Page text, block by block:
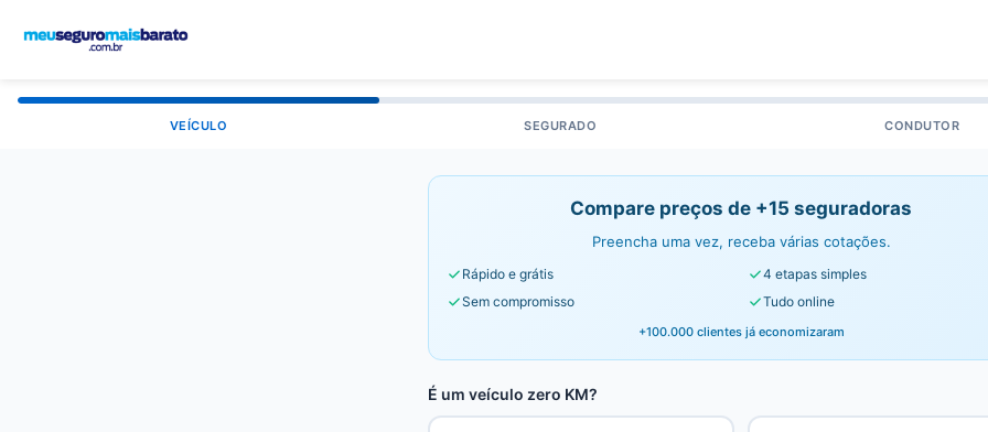
VEÍCULO SEGURADO CONDUTOR
Compare preços de +15 seguradoras
Preencha uma vez, receba várias cotações.
Rápido e grátis
4 etapas simples
Sem compromisso
Tudo online
+100.000 clientes já economizaram
É um veículo zero KM?